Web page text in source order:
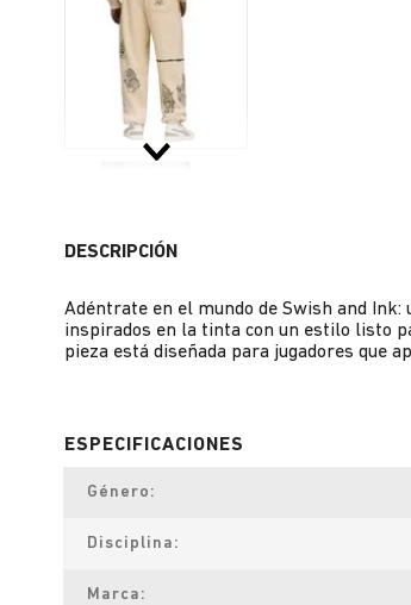
DESCRIPCIÓN
Adéntrate en el mundo de Swish and
inspirados en la tinta con un estilo listo
pieza está diseñada para jugadores que
Género
Disciplina
Marca